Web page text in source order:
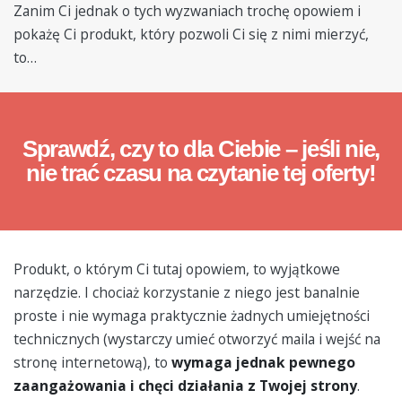
Zanim Ci jednak o tych wyzwaniach trochę opowiem i
pokażę Ci produkt, który pozwoli Ci się z nimi mierzyć,
to…
Sprawdź, czy to dla Ciebie – jeśli nie,
nie trać czasu na czytanie tej oferty!
Produkt, o którym Ci tutaj opowiem, to wyjątkowe
narzędzie. I chociaż korzystanie z niego jest banalnie
proste i nie wymaga praktycznie żadnych umiejętności
technicznych (wystarczy umieć otworzyć maila i wejść na
stronę internetową), to wymaga jednak pewnego
zaangażowania i chęci działania z Twojej strony.